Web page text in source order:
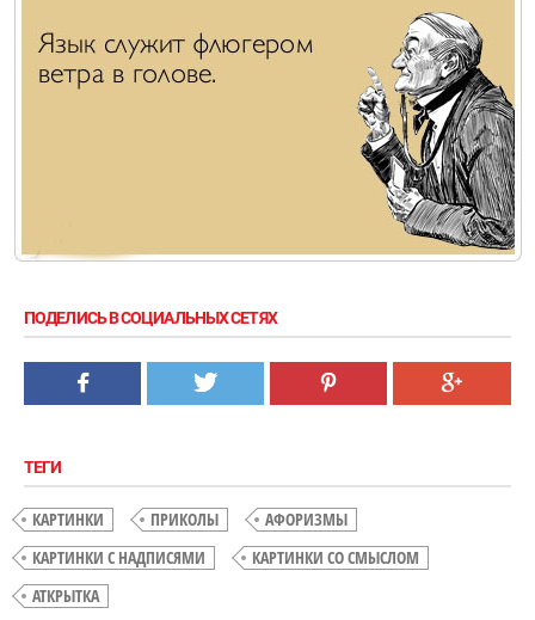
ПОДЕЛИСЬ В СОЦИАЛЬНЫХ СЕТЯХ
ТЕГИ
КАРТИНКИ ПРИКОЛЫ
АФОРИЗМЫ
КАРТИНКИ С НАДПИСЯМИ
КАРТИНКИ СО СМЫСЛОМ
АТКРЫТКА